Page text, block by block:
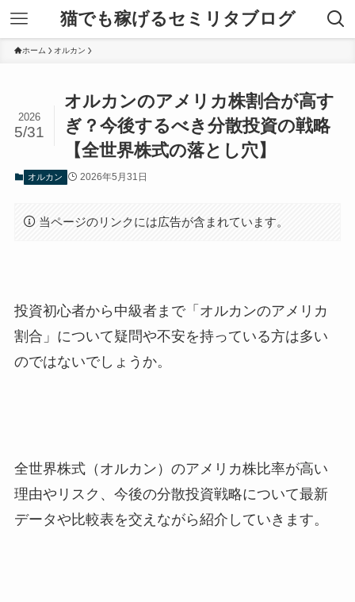
猫でも稼げるセミリタブログ
ホーム オルカン
オルカンのアメリカ株割合が高す
ぎ？今後するべき分散投資の戦略
【全世界株式の落とし穴】
2026
5/31
オルカン 2026年5月31日
当ページのリンクには広告が含まれています。
投資初心者から中級者まで「オルカンのアメリカ
割合」について疑問や不安を持っている方は多い
のではないでしょうか。
全世界株式（オルカン）のアメリカ株比率が高い
理由やリスク、今後の分散投資戦略について最新
データや比較表を交えながら紹介していきます。